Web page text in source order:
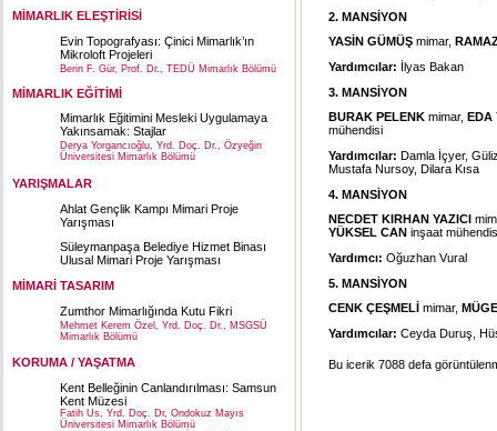
MİMARLIK ELEŞTİRİSİ
Evin Topografyası: Çinici Mimarlık’ın
Mikroloft Projeleri
Berin F. Gür, Prof. Dr., TEDÜ Mimarlık Bölümü
MİMARLIK EĞİTİMİ
Mimarlık Eğitimini Mesleki Uygulamaya
Yakınsamak: Stajlar
Derya Yorgancıoğlu, Yrd. Doç. Dr., Özyeğin
Üniversitesi Mimarlık Bölümü
YARIŞMALAR
Ahlat Gençlik Kampı Mimari Proje
Yarışması
Süleymanpaşa Belediye Hizmet Binası
Ulusal Mimari Proje Yarışması
MİMARİ TASARIM
Zumthor Mimarlığında Kutu Fikri
Mehmet Kerem Özel, Yrd. Doç. Dr., MSGSÜ
Mimarlık Bölümü
KORUMA / YAŞATMA
Kent Belleğinin Canlandırılması: Samsun
Kent Müzesi
Fatih Us, Yrd. Doç. Dr, Ondokuz Mayıs
Üniversitesi Mimarlık Bölümü
2. MANSİYON
YASİN GÜMÜŞ mimar,
Yardımcılar: İlyas Bakan
3. MANSİYON
BURAK PELENK mimar, EDA
mühendisi
Yardımcılar: Damla İçyer,
Mustafa Nursoy, Dilara Kısa
4. MANSİYON
NECDET KIRHAN YAZICI
YÜKSEL CAN inşaat
Yardımcı: Oğuzhan Vural
5. MANSİYON
CENK ÇEŞMELİ mimar,
Yardımcılar: Ceyda Duruş,
Bu icerik 7088 defa